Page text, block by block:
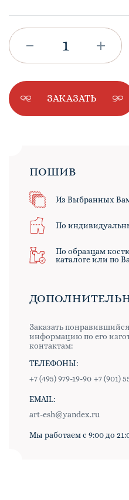
ЗАКАЗАТЬ
ПОШИВ
Из Выбранных
По
По образцам
каталоге или по
Заказать
информацию по его
контактам:
ТЕЛЕФОНЫ:
+7 (495) 979-19-90 +7 (901)
EMAIL:
art-esh@yandex.ru
Мы работаем с 9:00 до